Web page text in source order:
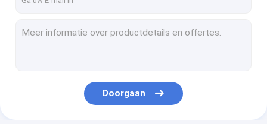
DB15P AMPÈREoem Automobiel Bedradingsuitrusting UL 1007 de rode groene zwarte van 22AWG
IDC 2.54mm Vlakke Kabel 28awg 2651 de Mannelijke Stop van 28AWG voor Elektronische producten
Dubbele Rij 120mm de Vlakke Kabel van IDC, UL2651 28AWG Grey Ribbon Cable
Doorgaan